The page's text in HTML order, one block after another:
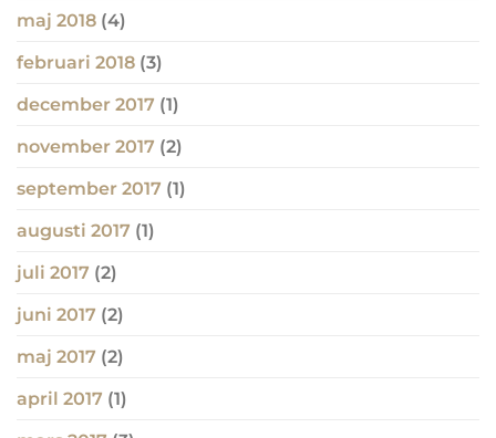
maj 2018 (4)
februari 2018 (3)
december 2017 (1)
november 2017 (2)
september 2017 (1)
augusti 2017 (1)
juli 2017 (2)
juni 2017 (2)
maj 2017 (2)
april 2017 (1)